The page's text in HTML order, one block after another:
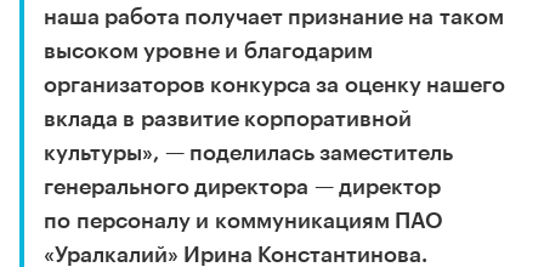
наша работа получает признание на таком
высоком уровне и благодарим
организаторов конкурса за оценку нашего
вклада в развитие корпоративной
культуры», — поделилась заместитель
генерального директора — директор
по персоналу и коммуникациям ПАО
«Уралкалий» Ирина Константинова.